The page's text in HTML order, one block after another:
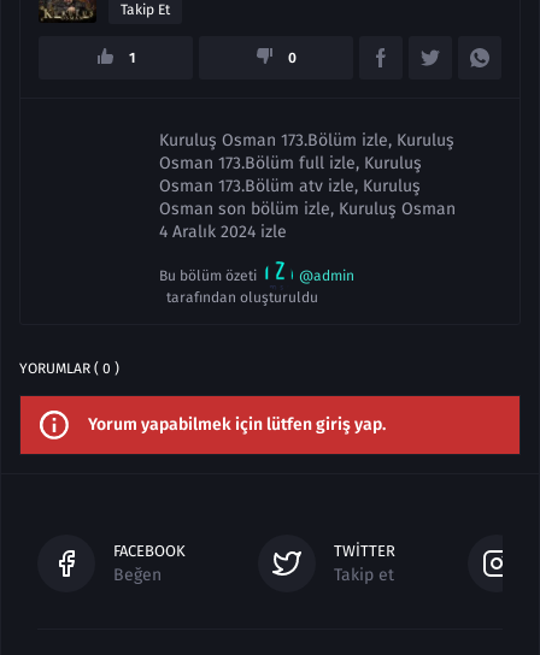
Takip Et
1 0
Kuruluş Osman 173.Bölüm izle, Kuruluş
Osman 173.Bölüm full izle, Kuruluş
Osman 173.Bölüm atv izle, Kuruluş
Osman son bölüm izle, Kuruluş Osman
4 Aralık 2024 izle
Bu bölüm özeti
@admin
tarafından oluşturuldu
YORUMLAR ( 0 )
Yorum yapabilmek için lütfen giriş yap.
FACEBOOK
Beğen
TWITTER
Takip et